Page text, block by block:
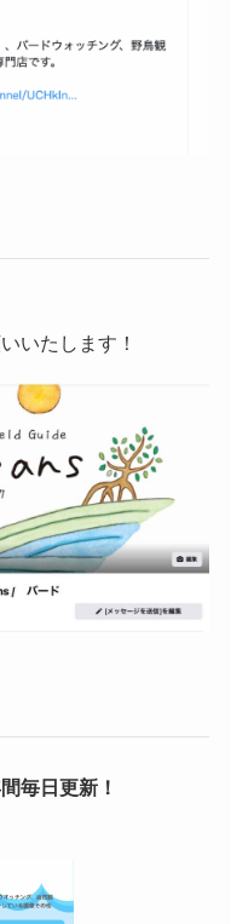
いたします！
毎日更新！